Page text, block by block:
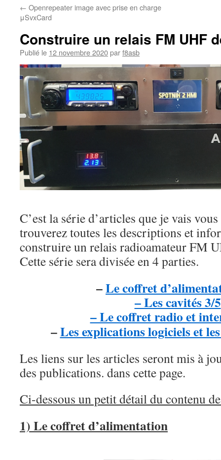
← Openrepeater image avec prise en charge
μSvxCard
Construire un relais FM UHF
Publié le 12 novembre 2020parf8asb
C’est la série d’articles que je vais
trouverez toutes les descriptions et
construire un relais radioamateur FM
Cette série sera divisée en 4 parties.
–Le coffret
– Les cavités 3/5
– Le coffret radio et
–Les explications logiciels et
Les liens sur les articles seront mis à
des publications. dans cette page.
Ci-dessous un petit détail du contenu
1) Le coffret d’alimentation